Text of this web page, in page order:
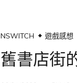
NSWITCH 遊戲感想
舊書店街